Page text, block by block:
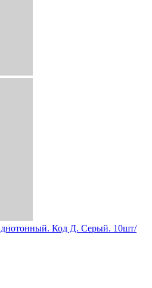
Код Д. Серый. 10шт/